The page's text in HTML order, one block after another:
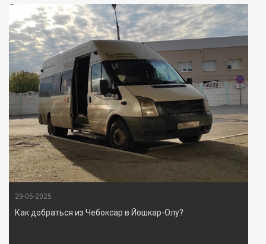
29-05-2025
Как добраться из Чебоксар в Йошкар-Олу?